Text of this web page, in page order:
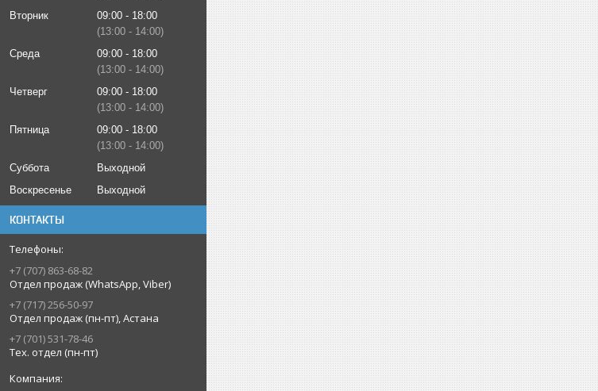
Вторник
09:00
18:00
13:00
14:00
Среда
09:00
18:00
13:00
14:00
Четверг
09:00
18:00
13:00
14:00
Пятница
09:00
18:00
13:00
14:00
Суббота
Выходной
Воскресенье
Выходной
КОНТАКТЫ
+7 (707) 863-68-82
Отдел продаж (WhatsApp, Viber)
+7 (717) 256-50-97
Отдел продаж (пн-пт), Астана
+7 (701) 531-78-46
Тех. отдел (пн-пт)